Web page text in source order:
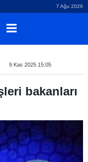
7 Ağu 2026
9 Kas 2025 15:05
bakanları